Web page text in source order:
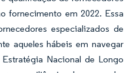
fornecimento em 2022. Essa
especializados de
aqueles hábeis em navegar
Nacional de Longo